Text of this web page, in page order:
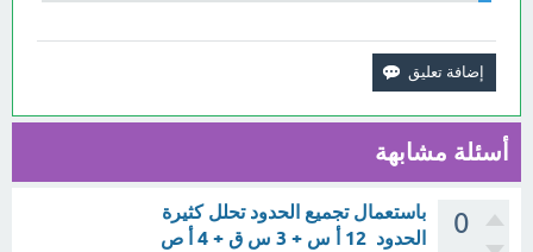
أسئلة مشابهة
0
باستعمال تجميع الحدود تحلل كثيرة
الحدود 12 أ س + 3 س ق + 4 أ ص